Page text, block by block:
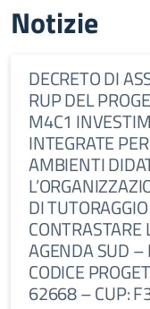
Notizie
DECRETO DI
RUP DEL
M4C1
INTEGRATE
AMBIENTI
DI
CONTRASTARE
AGENDA SUD
CODICE
62668 – CUP: